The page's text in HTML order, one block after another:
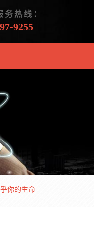
务热线：
9255
你的生命